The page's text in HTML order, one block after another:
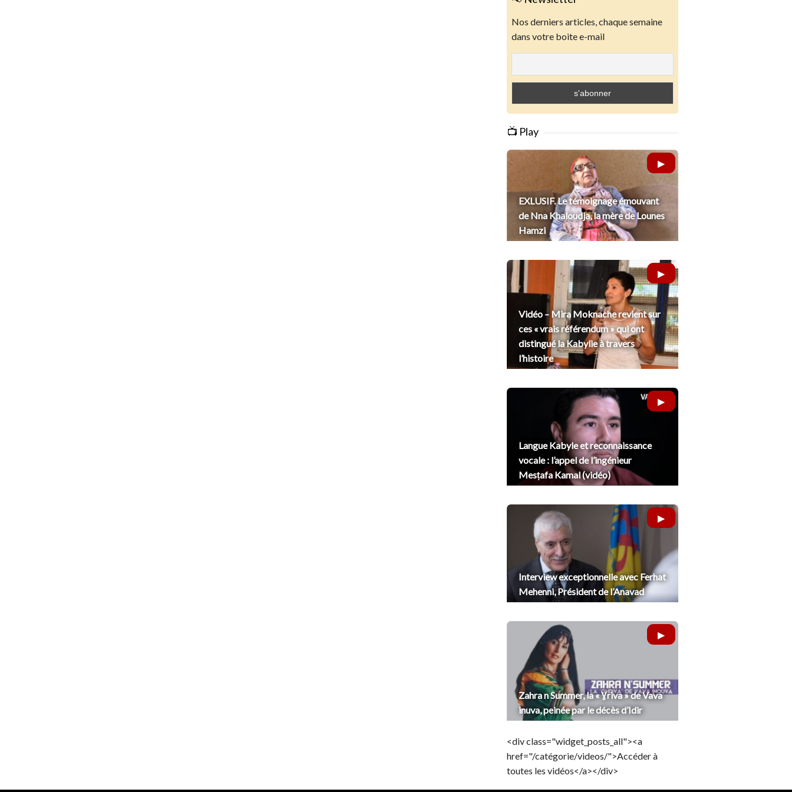
Nos derniers articles, chaque semaine
dans votre boite e-mail
📺 Play
EXLUSIF. Le témoignage émouvant
de Nna Khaloudja, la mère de Lounes
Hamzi
Vidéo – Mira Moknache revient sur
ces « vrais référendum » qui ont
distingué la Kabylie à travers
l’histoire
Langue Kabyle et reconnaissance
vocale : l’appel de l’ingénieur
Mesṭafa Kamal (vidéo)
Interview exceptionnelle avec Ferhat
Mehenni, Président de l’Anavad
Zahra n Summer, la « Ɣriva » de Vava
inuva, peinée par le décès d’Idir
<div class="widget_posts_all"><a
href="/catégorie/videos/">Accéder à
toutes les vidéos</a></div>